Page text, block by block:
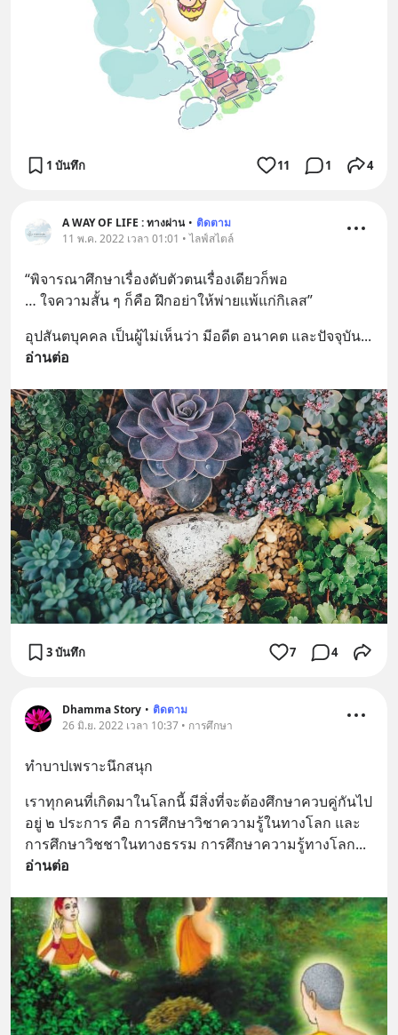
1 บันทึก 11 1 4
A WAY OF LIFE : ทางผ่าน • ติดตาม
11 พ.ค. 2022 เวลา 01:01 • ไลฟ์สไตล์
“พิจารณาศึกษาเรื่องดับตัวตนเรื่องเดียวก็พอ
… ใจความสั้น ๆ ก็คือ ฝึกอย่าให้พ่ายแพ้แก่กิเลส”
อุปสันตบุคคล เป็นผู้ไม่เห็นว่า มีอดีต อนาคต และปัจจุบัน
อ่านต่อ
3 บันทึก 7 4
Dhamma Story • ติดตาม
26 มิ.ย. 2022 เวลา 10:37 • การศึกษา
ทำบาปเพราะนึกสนุก
เราทุกคนที่เกิดมาในโลกนี้ มีสิ่งที่จะต้องศึกษาควบคู่กันไป
อยู่ ๒ ประการ คือ การศึกษาวิชาความรู้ในทางโลก และ
การศึกษาวิชชาในทางธรรม การศึกษาความรู้ทางโลก
อ่านต่อ